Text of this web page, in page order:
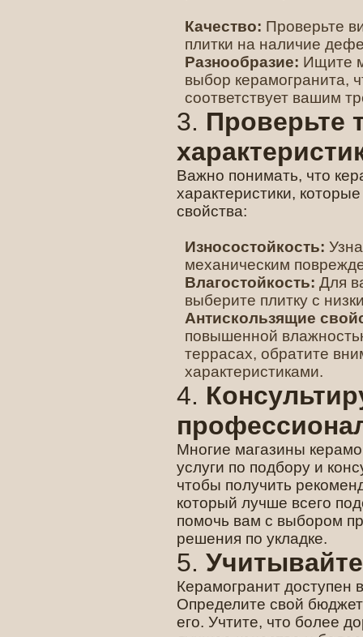
Качество: Проверьте
плитки на наличие
Разнообразие: Ищите
выбор керамогранита,
соответствует вашим
3. Проверьте
Важно понимать, что
характеристики,
свойства:
Износостойкость:
механическим
Влагостойкость: Для
выберите плитку с
Антискользящие
повышенной
террасах, обратите
характеристиками.
4.
Многие магазины
услуги по подбору и
чтобы получить
который лучше всего
помочь вам с выбором
решения по укладке.
5.
Керамогранит доступен
Определите свой
его. Учтите, что более